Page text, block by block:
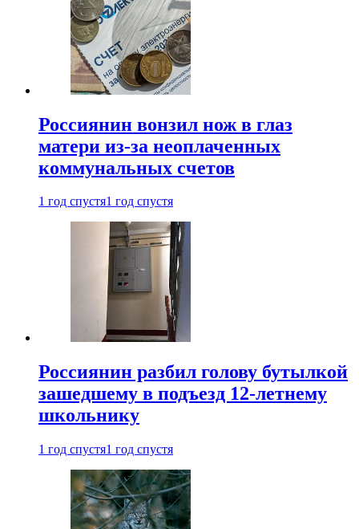
Россиянин вонзил нож в глаз
матери из-за неоплаченных
коммунальных счетов
1 год спустя1 год спустя
Россиянин разбил голову бутылкой
зашедшему в подъезд 12-летнему
школьнику
1 год спустя1 год спустя